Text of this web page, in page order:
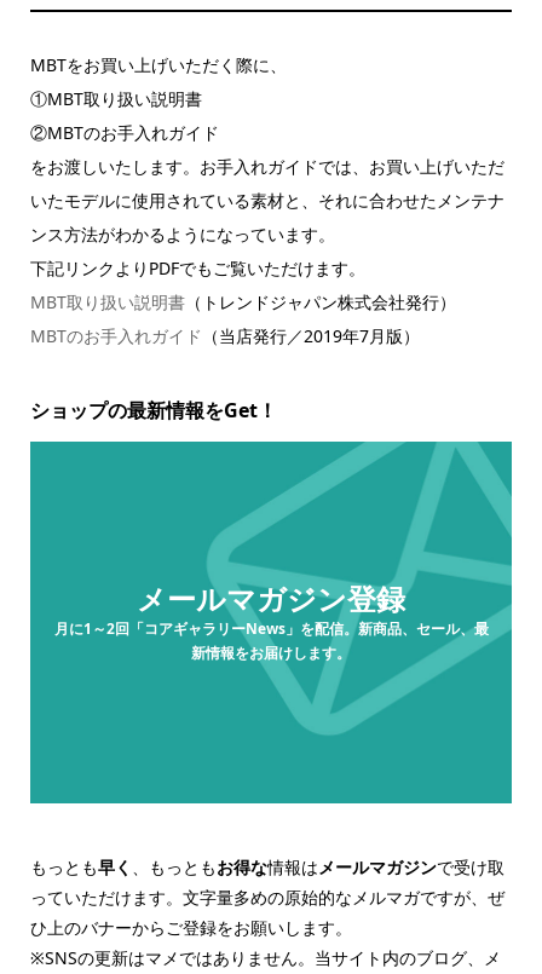
MBTをお買い上げいただく際に、
①MBT取り扱い説明書
②MBTのお手入れガイド
をお渡しいたします。お手入れガイドでは、お買い上げいただ
いたモデルに使用されている素材と、それに合わせたメンテナ
ンス方法がわかるようになっています。
下記リンクよりPDFでもご覧いただけます。
MBT取り扱い説明書（トレンドジャパン株式会社発行）
MBTのお手入れガイド （当店発行／2019年7月版）
ショップの最新情報をGet！
メールマガジン登録
月に1～2回「コアギャラリーNews」を配信。新商品、セール、最
新情報をお届けします。
もっとも早く 、もっともお得な情報は メールマガジンで受け取
っていただけます。文字量多めの原始的なメルマガですが、ぜ
ひ上のバナーからご登録をお願いします。
※SNSの更新はマメではありません。当サイト内のブログ、メ